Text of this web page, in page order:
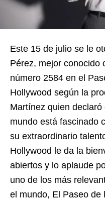
Este 15 de julio se le
Pérez, mejor conocido
número 2584 en el
Hollywood según la
Martínez quien declaró
mundo está fascinado
su extraordinario
Hollywood le da la
abiertos y lo aplaude
uno de los más
el mundo, El Paseo de